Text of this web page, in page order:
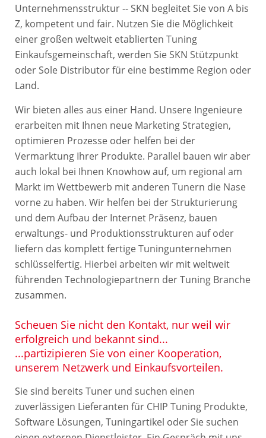
Unternehmensstruktur -- SKN begleitet Sie von A bis
Z, kompetent und fair. Nutzen Sie die Möglichkeit
einer großen weltweit etablierten Tuning
Einkaufsgemeinschaft, werden Sie SKN Stützpunkt
oder Sole Distributor für eine bestimme Region oder
Land.
Wir bieten alles aus einer Hand. Unsere Ingenieure
erarbeiten mit Ihnen neue Marketing Strategien,
optimieren Prozesse oder helfen bei der
Vermarktung Ihrer Produkte. Parallel bauen wir aber
auch lokal bei Ihnen Knowhow auf, um regional am
Markt im Wettbewerb mit anderen Tunern die Nase
vorne zu haben. Wir helfen bei der Strukturierung
und dem Aufbau der Internet Präsenz, bauen
erwaltungs- und Produktionsstrukturen auf oder
liefern das komplett fertige Tuningunternehmen
schlüsselfertig. Hierbei arbeiten wir mit weltweit
führenden Technologiepartnern der Tuning Branche
zusammen.
Scheuen Sie nicht den Kontakt, nur weil wir
erfolgreich und bekannt sind...
...partizipieren Sie von einer Kooperation,
unserem Netzwerk und Einkaufsvorteilen.
Sie sind bereits Tuner und suchen einen
zuverlässigen Lieferanten für CHIP Tuning Produkte,
Software Lösungen, Tuningartikel oder Sie suchen